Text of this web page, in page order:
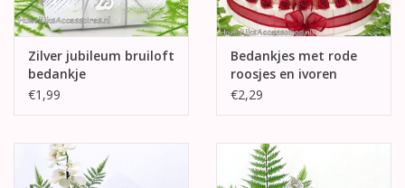
Zilver jubileum bruiloft
bedankje
€1,99
Bedankjes met rode
roosjes en ivoren
hartjes
€2,29